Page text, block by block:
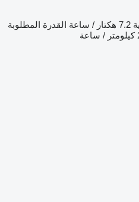
7.2 هكتار / ساعة
القدرة المطلوبة